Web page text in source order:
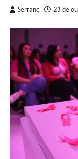
Serrano 23 de